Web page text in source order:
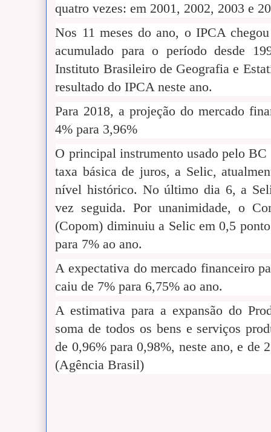
quatro vezes: em 2001, 2002, 2003 e
Nos 11 meses do ano, o IPCA
acumulado para o período desde
Instituto Brasileiro de Geografia e
resultado do IPCA neste ano.
Para 2018, a projeção do mercado
4% para 3,96%
O principal instrumento usado pelo
taxa básica de juros, a Selic,
nível histórico. No último dia 6, a
vez seguida. Por unanimidade, o
(Copom) diminuiu a Selic em 0,5
para 7% ao ano.
A expectativa do mercado financeiro
caiu de 7% para 6,75% ao ano.
A estimativa para a expansão do
soma de todos os bens e serviços
de 0,96% para 0,98%, neste ano, e de
(Agência Brasil)